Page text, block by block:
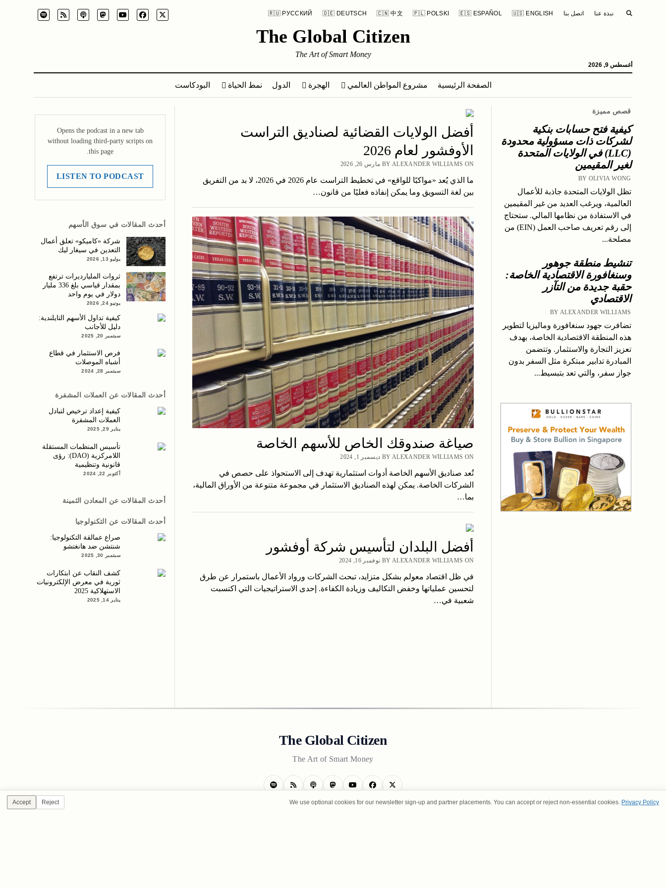
SEARCH
نبذة عنا اتصل بنا 🇺🇸 ENGLISH
🇪🇸 ESPAÑOL
🇵🇱 POLSKI
🇨🇳 中文
🇩🇪 DEUTSCH
🇷🇺 РУССКИЙ
The Global Citizen
أغسطس 9, 2026
The Art of Smart Money
الصفحة الرئيسية مشروع المواطن العالمي الهجرة الدول نمط الحياة البودكاست
قصص مميزة
كيفية فتح حسابات بنكية
لشركات ذات مسؤولية محدودة
(LLC) في الولايات المتحدة
لغير المقيمين
BY OLIVIA WONG
تظل الولايات المتحدة جاذبة للأعمال
العالمية، ويرغب العديد من غير المقيمين
في الاستفادة من نظامها المالي. ستحتاج
إلى رقم تعريف صاحب العمل (EIN) من
مصلحة...
تنشيط منطقة جوهور
وسنغافورة الاقتصادية الخاصة:
حقبة جديدة من التآزر
الاقتصادي
BY ALEXANDER WILLIAMS
تضافرت جهود سنغافورة وماليزيا لتطوير
هذه المنطقة الاقتصادية الخاصة، بهدف
تعزيز التجارة والاستثمار. وتتضمن
المبادرة تدابير مبتكرة مثل السفر بدون
جواز سفر، والتي تعد بتبسيط...
أفضل الولايات القضائية لصناديق التراست
الأوفشور لعام 2026
BY ALEXANDER WILLIAMS ON مارس 26, 2026
ما الذي يُعد «مواكبًا للواقع» في تخطيط التراست عام 2026 في 2026، لا بد من التفريق
بين لغة التسويق وما يمكن إنفاذه فعليًا من قانون…
صياغة صندوقك الخاص للأسهم الخاصة
BY ALEXANDER WILLIAMS ON ديسمبر 1, 2024
تُعد صناديق الأسهم الخاصة أدوات استثمارية تهدف إلى الاستحواذ على حصص في
الشركات الخاصة. يمكن لهذه الصناديق الاستثمار في مجموعة متنوعة من الأوراق المالية،
بما…
أفضل البلدان لتأسيس شركة أوفشور
BY ALEXANDER WILLIAMS ON نوفمبر 16, 2024
في ظل اقتصاد معولم بشكل متزايد، تبحث الشركات ورواد الأعمال باستمرار عن طرق
لتحسين عملياتها وخفض التكاليف وزيادة الكفاءة. إحدى الاستراتيجيات التي اكتسبت
شعبية في…
Opens the podcast in a new tab
without loading third-party scripts on
this page.
LISTEN TO PODCAST
أحدث المقالات في سوق الأسهم
شركة «كاميكو» تعلق أعمال
التعدين في سيغار ليك
يوليو 13, 2026
ثروات المليارديرات ترتفع
بمقدار قياسي بلغ 336 مليار
دولار في يوم واحد
يونيو 24, 2026
كيفية تداول الأسهم التايلندية:
دليل للأجانب
سبتمبر 20, 2025
فرص الاستثمار في قطاع
أشباه الموصلات
سبتمبر 28, 2024
أحدث المقالات عن العملات المشفرة
كيفية إعداد ترخيص لتبادل
العملات المشفرة
يناير 29, 2025
تأسيس المنظمات المستقلة
اللامركزية (DAO): رؤى
قانونية وتنظيمية
أكتوبر 22, 2024
أحدث المقالات عن المعادن الثمينة
أحدث المقالات عن التكنولوجيا
صراع عمالقة التكنولوجيا:
شنتشن ضد هانغتشو
سبتمبر 30, 2025
كشف النقاب عن ابتكارات
ثورية في معرض الإلكترونيات
الاستهلاكية 2025
يناير 14, 2025
The Global Citizen
The Art of Smart Money
We use optional cookies for our newsletter sign-up and partner placements. You can accept or reject non-essential cookies. Privacy Policy
Reject
Accept